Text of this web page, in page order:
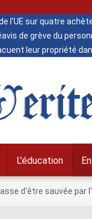
l’UE sur quatre
de grève du
leur propriété
L'éducation
d'être sauvée par